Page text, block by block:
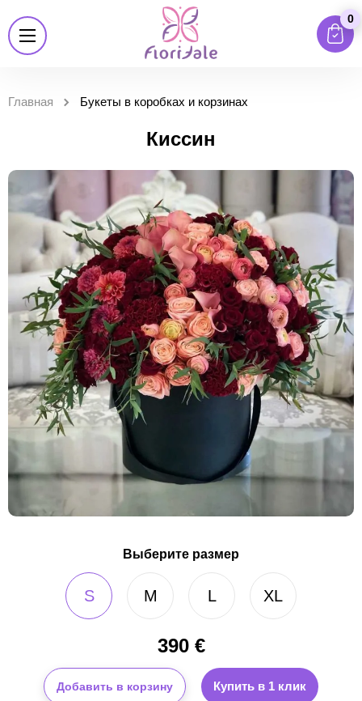
0
Главная Букеты в коробках и корзинах
Киссин
Выберите размер
S M L XL
390€
Добавить в корзину Купить в 1 клик